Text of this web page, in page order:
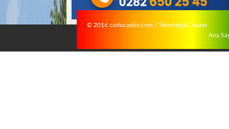
© 2016 corlucadde.com / Tekirdağ'da Yaşam
Ana